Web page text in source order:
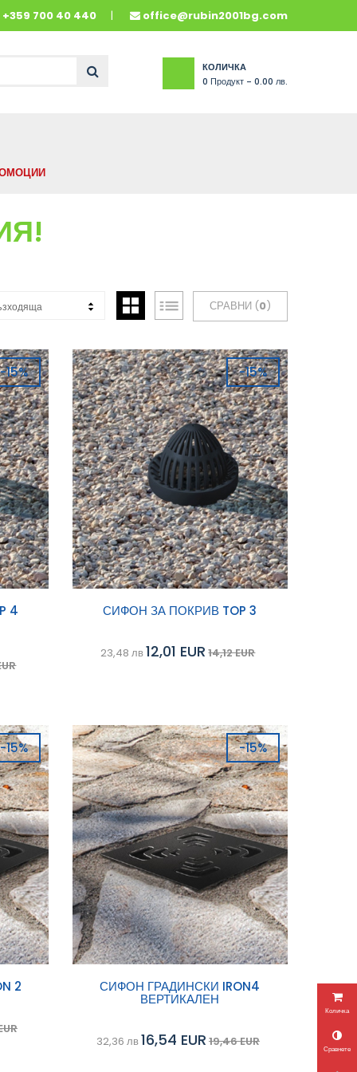
+359 700 40 440 office@rubin2001bg.com
КОЛИЧКА
0 Продукт - 0.00 лв.
СРАВНИ (0)
-15%
4
-15%
Добави в
СИФОН ЗА ПОКРИВ TOP 3
23,48 лв12,01 EUR 14,12 EUR
-15%
2
-15%
Добави в
СИФОН ГРАДИНСКИ IRON4
ВЕРТИКАЛЕН
32,36 лв16,54 EUR 19,46 EUR
Количка
Сравнете